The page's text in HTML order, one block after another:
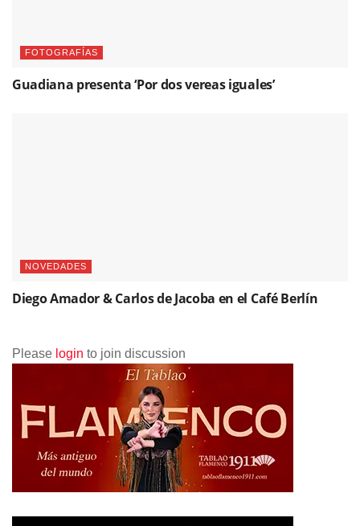
FOTOGRAFÍAS
Guadiana presenta ‘Por dos vereas iguales’
NOVEDADES
Diego Amador & Carlos de Jacoba en el Café Berlín
Please login to join discussion